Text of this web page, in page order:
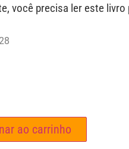
você precisa ler este
ao carrinho